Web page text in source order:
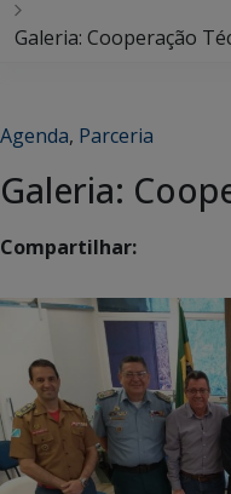
Galeria: Cooperação
Agenda, Parceria
Galeria:
Compartilhar: